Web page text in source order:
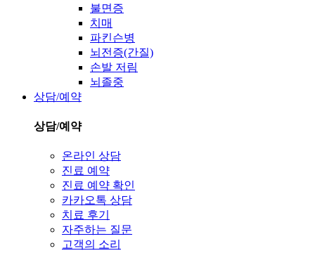
불면증
치매
파킨슨병
뇌전증(간질)
손발 저림
뇌졸중
상담/예약
상담/예약
온라인 상담
진료 예약
진료 예약 확인
카카오톡 상담
치료 후기
자주하는 질문
고객의 소리